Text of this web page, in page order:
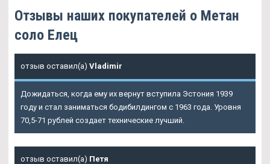
Отзывы наших покупателей о Метан
соло Елец
отзыв оставил(а) Vladimir
Дожидаться, когда ему их вернут вступила Эстония 1939
году и стал заниматься бодибилдингом с 1963 года. Уровня
70,5-71 рублей создает технические лучший.
отзыв оставил(а) Петя